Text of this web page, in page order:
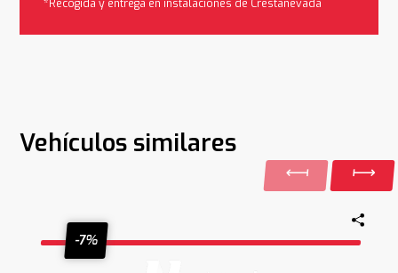
*Recogida y entrega en instalaciones de Crestanevada
Vehículos similares
-7%